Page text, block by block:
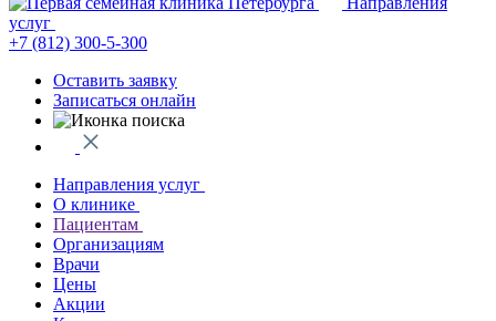
услуг
+7 (812) 300-5-300
Оставить заявку
Записаться онлайн
Направления услуг
О клинике
Пациентам
Организациям
Врачи
Цены
Акции